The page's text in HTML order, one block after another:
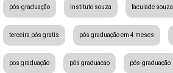
pós-graduação instituto souza faculade souza
terceira pós gratis pós graduação em 4 meses
pos graduação pós graduacao pós-graduação